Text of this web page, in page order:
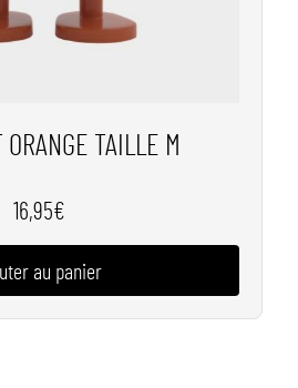
TAILLE M
16,95€
au panier